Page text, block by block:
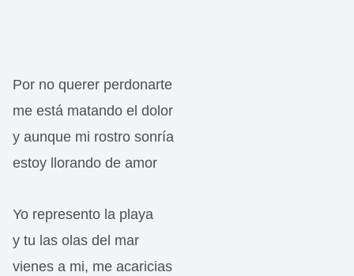
Por no querer perdonarte
me está matando el dolor
y aunque mi rostro sonría
estoy llorando de amor
Yo represento la playa
y tu las olas del mar
vienes a mi, me acaricias